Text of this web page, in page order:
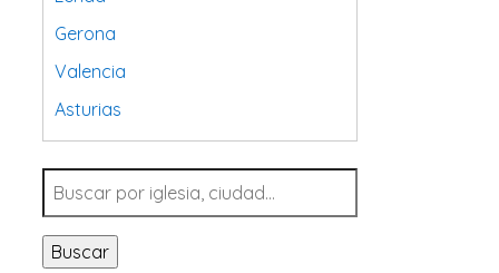
Gerona
Valencia
Asturias
Tarragona
Navarra
Valladolid
Sevilla
Buscar